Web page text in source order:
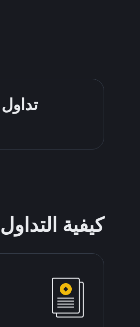
تداول USDT بسهولة - قُم بالشراء والبيع باستخدام Easypaisa-PK Only
كيفية